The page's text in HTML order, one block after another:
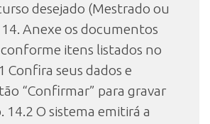
desejado (Mestrado ou
Anexe os documentos
itens listados no
Confira seus dados e
“Confirmar” para gravar
14.2 O sistema emitirá a